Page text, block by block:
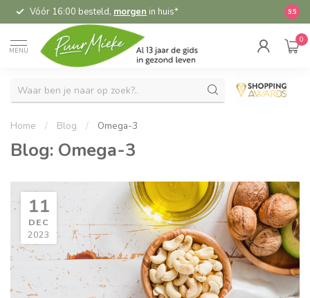
Vóór 16:00 besteld, morgen in huis* 9.5
MENU
0
Home / Blog / Omega-3
Blog: Omega-3
11
DEC
2023